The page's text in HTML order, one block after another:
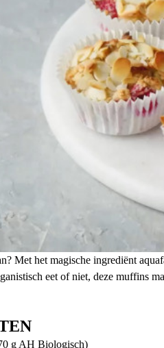
Met het magische ingrediënt
eet of niet, deze muffins
g AH Biologisch)